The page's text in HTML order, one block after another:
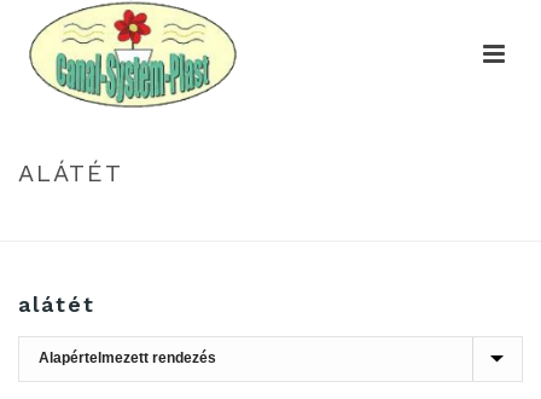
ALÁTÉT
alátét